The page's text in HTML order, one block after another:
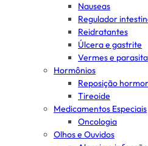
Nauseas
Regulador
Reidratantes
Úlcera e gastrite
Vermes e
Hormônios
Reposição
Tireoide
Medicamentos Especiais
Oncologia
Olhos e Ouvidos